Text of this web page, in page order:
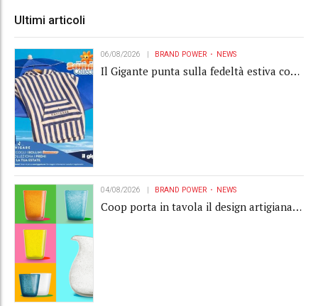
Ultimi articoli
06/08/2026 BRAND POWER NEWS
Il Gigante punta sulla fedeltà estiva con
04/08/2026 BRAND POWER NEWS
Coop porta in tavola il design artigianale